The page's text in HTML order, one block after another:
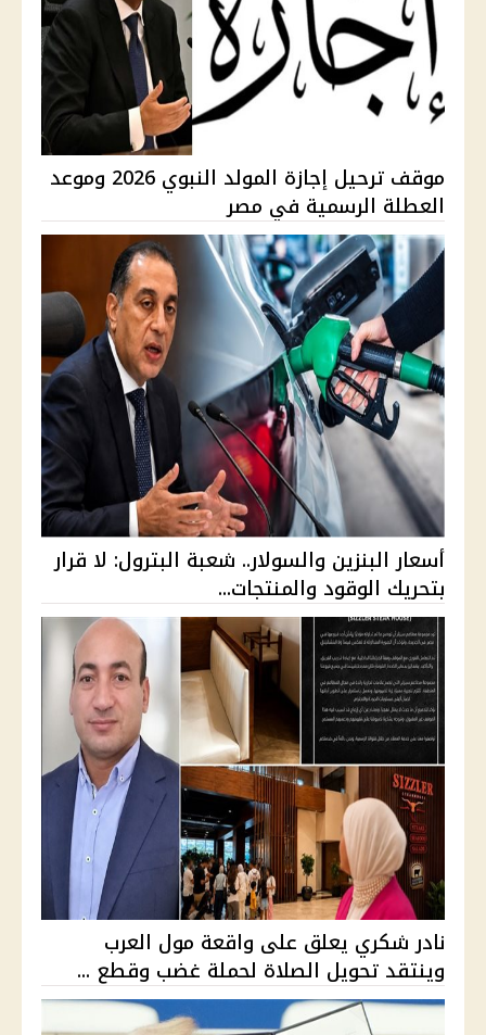
موقف ترحيل إجازة المولد النبوي 2026 وموعد
العطلة الرسمية في مصر
أسعار البنزين والسولار.. شعبة البترول: لا قرار
بتحريك الوقود والمنتجات...
نادر شكري يعلق على واقعة مول العرب
وينتقد تحويل الصلاة لحملة غضب وقطع ...